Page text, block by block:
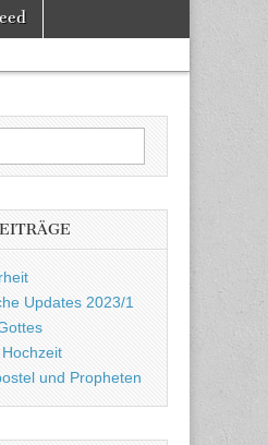
Updates 2023/1
und Propheten